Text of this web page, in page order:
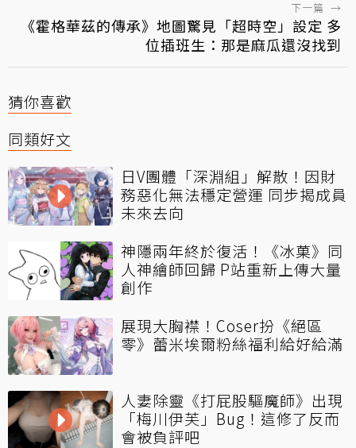
下一篇 →
《霍格華茲的傳承》地圖驚見「超時空」設定 多
位插班生：那是麻瓜還沒找到
猜你喜歡
同類好文
日V團體「深淵組」解散！因財
務惡化無法穩定營運 同步揭成員
未來去向
神隱兩年終於復活！《冰菓》同
人神繪師回歸 P站重新上傳大量
創作
展現大胸襟！Coser扮《絕區
零》蕾米埃爾粉絲福利給好給滿
人妻除靈《打屁股驅魔師》出現
「梅川伊芙」Bug！這修了反而
會被負評吧